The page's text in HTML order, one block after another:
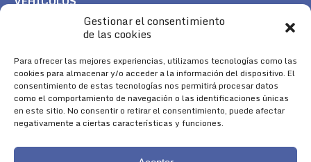
Gestionar el consentimiento
de las cookies
Para ofrecer las mejores experiencias, utilizamos tecnologías como las
cookies para almacenar y/o acceder a la información del dispositivo. El
consentimiento de estas tecnologías nos permitirá procesar datos
como el comportamiento de navegación o las identificaciones únicas
en este sitio. No consentir o retirar el consentimiento, puede afectar
negativamente a ciertas características y funciones.
TREK
SÍGUENOS
Encuéntranos en:
Facebook
page
YouTube
page
Instagram
page